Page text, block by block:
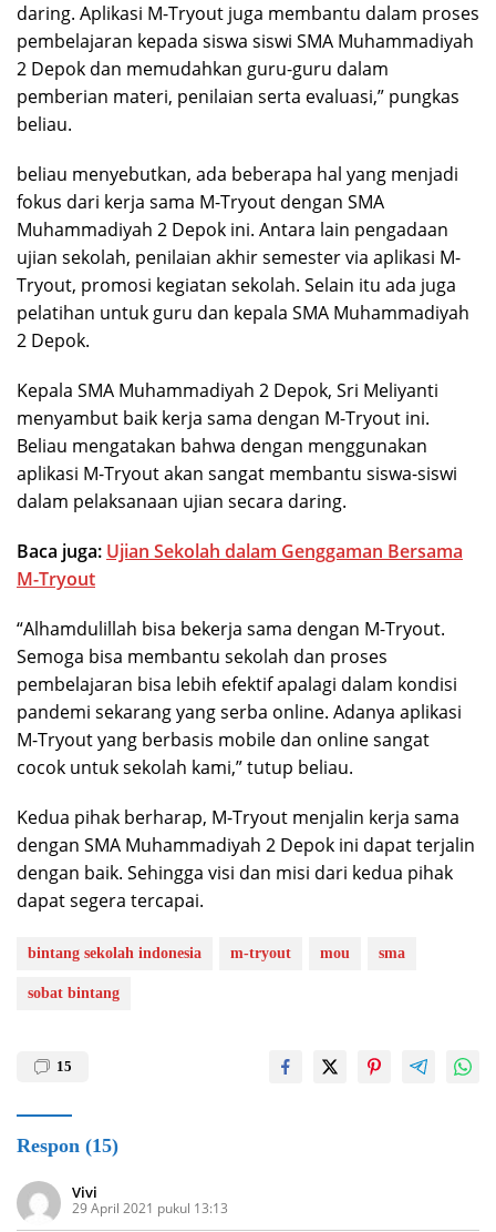
daring. Aplikasi M-Tryout juga membantu dalam proses
pembelajaran kepada siswa siswi SMA Muhammadiyah
2 Depok dan memudahkan guru-guru dalam
pemberian materi, penilaian serta evaluasi,” pungkas
beliau.
beliau menyebutkan, ada beberapa hal yang menjadi
fokus dari kerja sama M-Tryout dengan SMA
Muhammadiyah 2 Depok ini. Antara lain pengadaan
ujian sekolah, penilaian akhir semester via aplikasi M-
Tryout, promosi kegiatan sekolah. Selain itu ada juga
pelatihan untuk guru dan kepala SMA Muhammadiyah
2 Depok.
Kepala SMA Muhammadiyah 2 Depok, Sri Meliyanti
menyambut baik kerja sama dengan M-Tryout ini.
Beliau mengatakan bahwa dengan menggunakan
aplikasi M-Tryout akan sangat membantu siswa-siswi
dalam pelaksanaan ujian secara daring.
Baca juga: Ujian Sekolah dalam Genggaman Bersama
M-Tryout
“Alhamdulillah bisa bekerja sama dengan M-Tryout.
Semoga bisa membantu sekolah dan proses
pembelajaran bisa lebih efektif apalagi dalam kondisi
pandemi sekarang yang serba online. Adanya aplikasi
M-Tryout yang berbasis mobile dan online sangat
cocok untuk sekolah kami,” tutup beliau.
Kedua pihak berharap, M-Tryout menjalin kerja sama
dengan SMA Muhammadiyah 2 Depok ini dapat terjalin
dengan baik. Sehingga visi dan misi dari kedua pihak
dapat segera tercapai.
bintang sekolah indonesia m-tryout mou sma
sobat bintang
15
Respon (15)
Vivi
29 April 2021 pukul 13:13